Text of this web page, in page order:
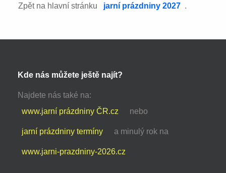
Zpět na hlavní stránku jarní prázdniny 2027 .
Kde nás můžete ještě najít?
Najdete nás také na:
www.jarní prázdniny ČR.cz
nebo
jarní prázdniny termíny a minulý rok na
www.jarni-prazdniny-2026.cz